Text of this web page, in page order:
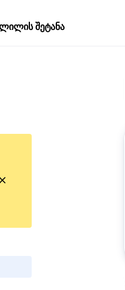
შეტანა